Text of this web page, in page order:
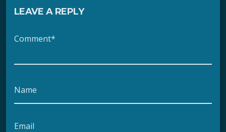
LEAVE A REPLY
Comment*
Name
Email